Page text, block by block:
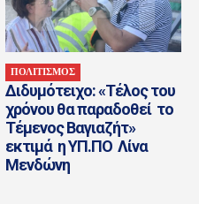
ΠΟΛΙΤΙΣΜΟΣ
Διδυμότειχο: «Τέλος του
χρόνου θα παραδοθεί το
Τέμενος Βαγιαζήτ»
εκτιμά η ΥΠ.ΠΟ Λίνα
Μενδώνη